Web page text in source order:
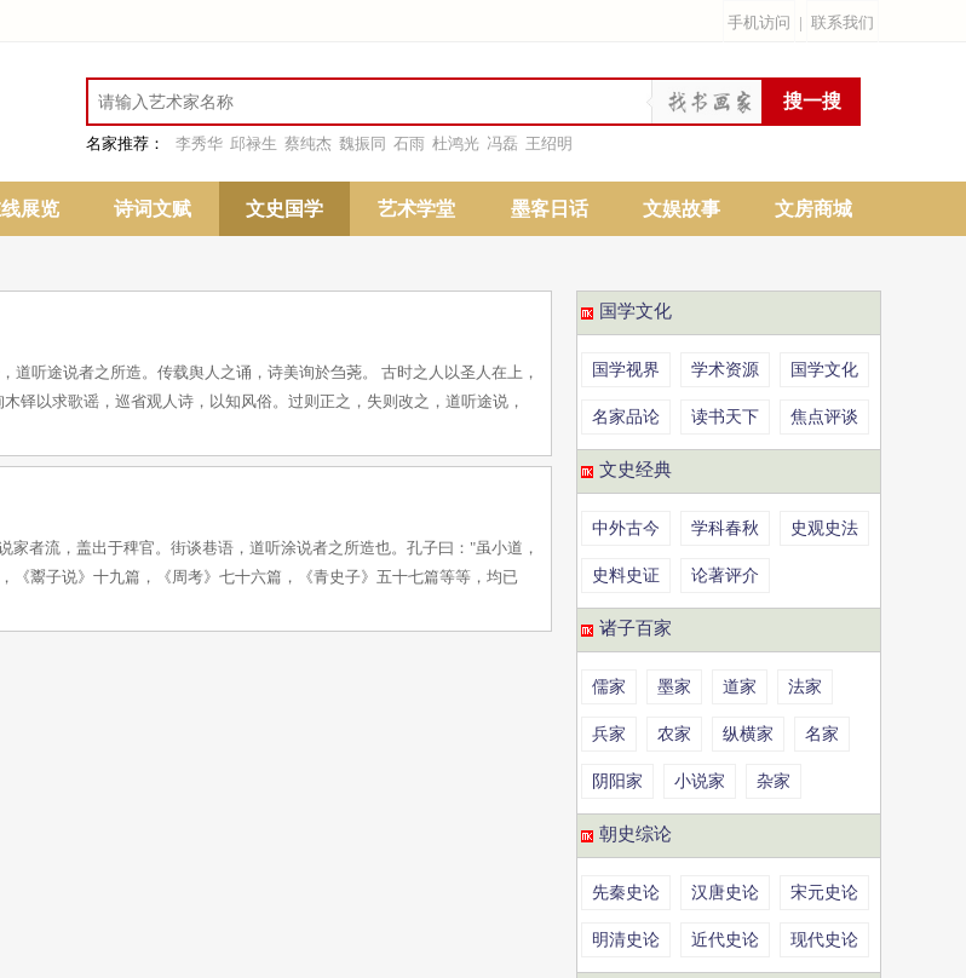
手机访问 | 联系我们
名家推荐： 李秀华 邱禄生 蔡纯杰 魏振同 石雨 杜鸿光 冯磊 王绍明
展览 诗词文赋 文史国学 艺术学堂 墨客日话 文娱故事 文房商城
听途说者之所造。传载舆人之诵，诗美询於刍荛。 古时之人以圣人在上，
铎以求歌谣，巡省观人诗，以知风俗。过则正之，失则改之，道听途说，
者流，盖出于稗官。街谈巷语，道听涂说者之所造也。孔子曰："虽小道，
鬻子说》十九篇，《周考》七十六篇，《青史子》五十七篇等等，均已
国学文化
国学视界 学术资源 国学文化
名家品论 读书天下 焦点评谈
文史经典
中外古今 学科春秋 史观史法
史料史证 论著评介
诸子百家
儒家 墨家 道家 法家
兵家 农家 纵横家 名家
阴阳家 小说家 杂家
朝史综论
先秦史论 汉唐史论 宋元史论
明清史论 近代史论 现代史论